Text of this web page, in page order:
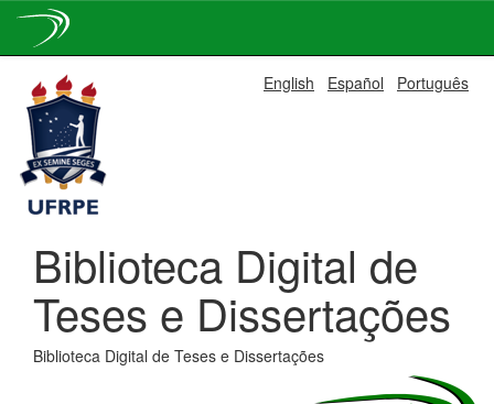
navigation
English Español Português
Biblioteca Digital de
Teses e Dissertações
Biblioteca Digital de Teses e Dissertações